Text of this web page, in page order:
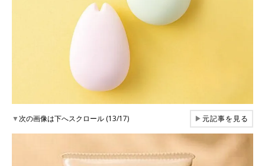
▼次の画像は下へスクロール (13/17) ▶元記事を見る